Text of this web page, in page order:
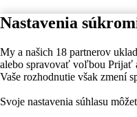
Nastavenia
My a našich 18 partnerov
alebo spravovať voľbou Prijať
Vaše rozhodnutie však zmení
Svoje nastavenia súhlasu